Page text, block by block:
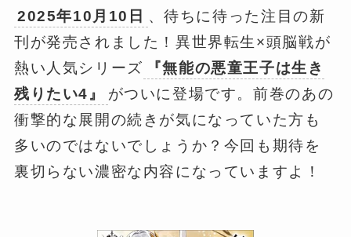
2025年10月10日 、待ちに待った注目の新
刊が発売されました！異世界転生×頭脳戦が
熱い人気シリーズ
『無能の悪童王子は生き
残りたい4』
がついに登場です。前巻のあの
衝撃的な展開の続きが気になっていた方も
多いのではないでしょうか？今回も期待を
裏切らない濃密な内容になっていますよ！